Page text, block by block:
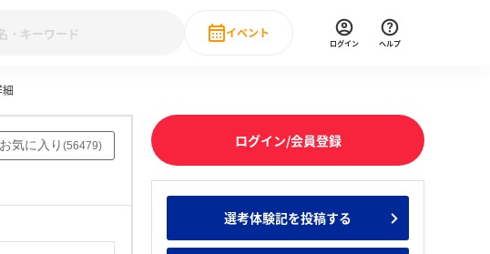
みんなの新卒就職人気企業ランキング みんなのインターン人気企業ランキ
28卒 IT・DX現場社員インタビュー
イベント
直近のイベント一覧
ログイン ヘルプ
お気に入り (56479)
ログイン/会員登録
選考体験記を投稿する